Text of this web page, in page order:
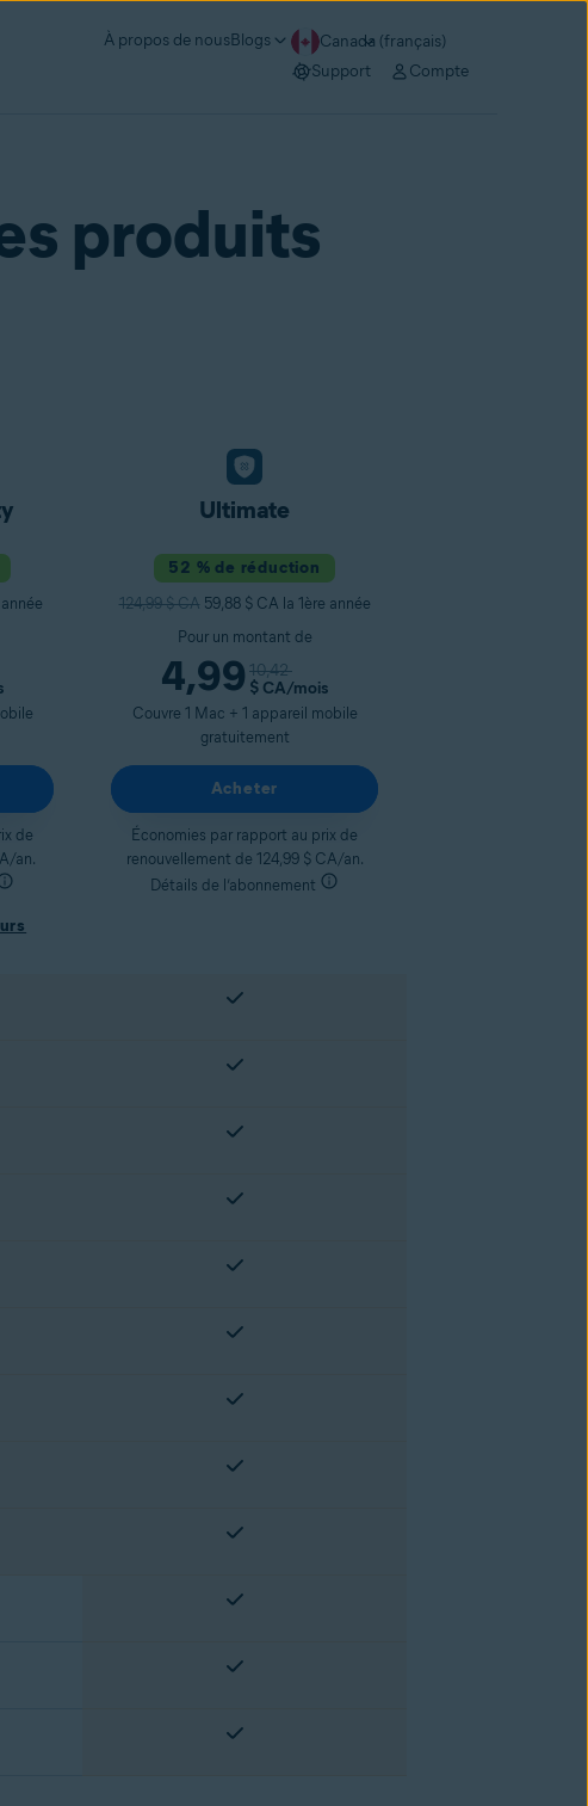
À propos de nousBlogs
Canada (français)
Support Compte
produits
Ultimate
de
an.
52 % de réduction
124,99 $ CA 59,88 $ CA la 1ère année
Pour un montant de
4,99 10,42
$ CA/mois
Couvre 1 Mac + 1 appareil mobile
gratuitement
Acheter
Économies par rapport au prix de
renouvellement de 124,99 $ CA/an.
Détails de l’abonnement